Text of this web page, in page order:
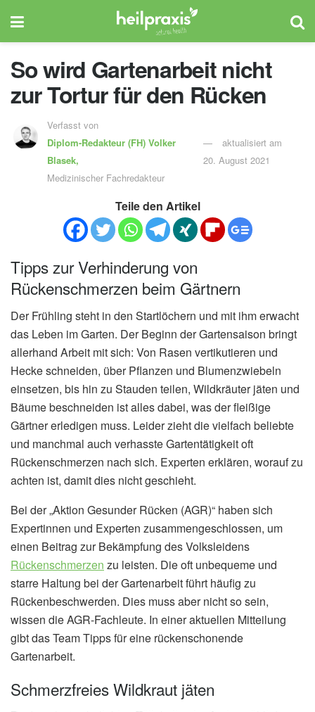
So wird Gartenarbeit nicht
zur Tortur für den Rücken
Verfasst von
Diplom-Redakteur (FH) Volker
Blasek,
Medizinischer Fachredakteur
aktualisiert am
20. August 2021
Teile den Artikel
Tipps zur Verhinderung von
Rückenschmerzen beim Gärtnern
Der Frühling steht in den Startlöchern und mit ihm erwacht
das Leben im Garten. Der Beginn der Gartensaison bringt
allerhand Arbeit mit sich: Von Rasen vertikutieren und
Hecke schneiden, über Pflanzen und Blumenzwiebeln
einsetzen, bis hin zu Stauden teilen, Wildkräuter jäten und
Bäume beschneiden ist alles dabei, was der fleißige
Gärtner erledigen muss. Leider zieht die vielfach beliebte
und manchmal auch verhasste Gartentätigkeit oft
Rückenschmerzen nach sich. Experten erklären, worauf zu
achten ist, damit dies nicht geschieht.
Bei der „Aktion Gesunder Rücken (AGR)“ haben sich
Expertinnen und Experten zusammengeschlossen, um
einen Beitrag zur Bekämpfung des Volksleidens
Rückenschmerzen zu leisten. Die oft unbequeme und
starre Haltung bei der Gartenarbeit führt häufig zu
Rückenbeschwerden. Dies muss aber nicht so sein,
wissen die AGR-Fachleute. In einer aktuellen Mitteilung
gibt das Team Tipps für eine rückenschonende
Gartenarbeit.
Schmerzfreies Wildkraut jäten